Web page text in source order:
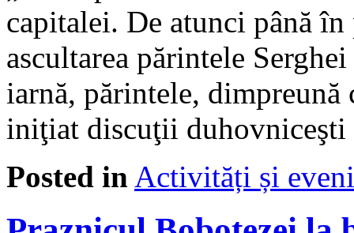
capitalei. De atunci până
ascultarea părintele
iarnă, părintele,
iniţiat discuţii
Posted in Activități și